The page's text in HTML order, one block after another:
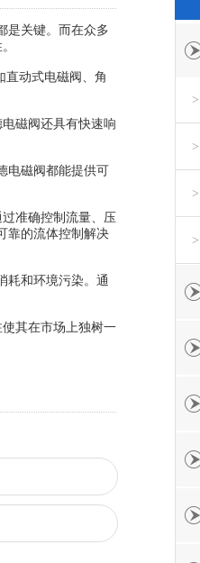
是关键。而在众多
直动式电磁阀、角
磁阀还具有快速响
电磁阀都能提供可
准确控制流量、压
靠的流体控制解决
和环境污染。通
其在市场上独树一